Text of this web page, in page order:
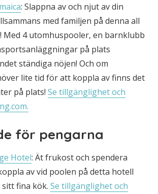
: Slappna av och njut av din
med familjen på denna all
Med 4 utomhuspooler, en barnklubb
på plats
ständiga nöjen! Och om
lite tid för att koppla av finns det
på plats! Se tillgänglighet och
för pengarna
Hotel: Ät frukost och spendera
av vid poolen på detta hotell
fina kök. Se tillgänglighet och